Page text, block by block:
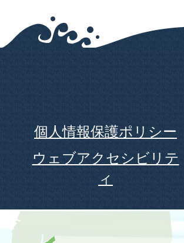
個人情報保護ポリシー
ウェブアクセシビリテ
ィ